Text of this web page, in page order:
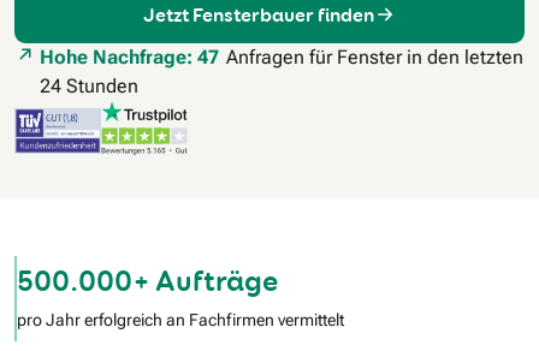
Jetzt Fensterbauer finden
Hohe Nachfrage: 47 Anfragen für Fenster in den letzten
24 Stunden
500.000+ Aufträge
pro Jahr erfolgreich an Fachfirmen vermittelt